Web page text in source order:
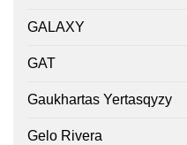
GALAXY
GAT
Gaukhartas Yertasqyzy
Gelo Rivera